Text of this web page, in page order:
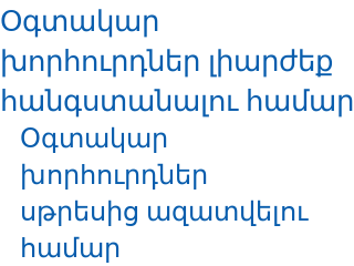
Օգտակար
խորհուրդներ լիարժեք
հանգստանալու համար
Օգտակար
խորհուրդներ
սթրեսից ազատվելու
համար